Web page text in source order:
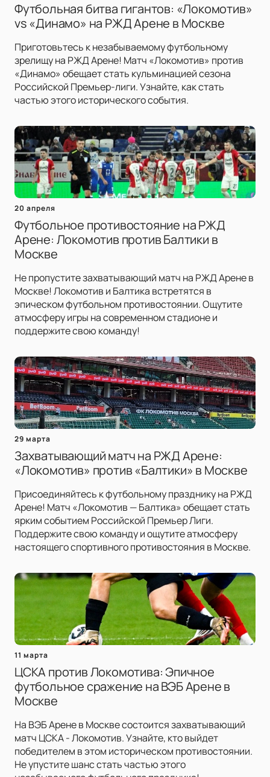
Футбольная битва гигантов: «Локомотив»
vs «Динамо» на РЖД Арене в Москве
Приготовьтесь к незабываемому футбольному
зрелищу на РЖД Арене! Матч «Локомотив» против
«Динамо» обещает стать кульминацией сезона
Российской Премьер-лиги. Узнайте, как стать
частью этого исторического события.
20 апреля
Футбольное противостояние на РЖД
Арене: Локомотив против Балтики в
Москве
Не пропустите захватывающий матч на РЖД Арене в
Москве! Локомотив и Балтика встретятся в
эпическом футбольном противостоянии. Ощутите
атмосферу игры на современном стадионе и
поддержите свою команду!
29 марта
Захватывающий матч на РЖД Арене:
«Локомотив» против «Балтики» в Москве
Присоединяйтесь к футбольному празднику на РЖД
Арене! Матч «Локомотив — Балтика» обещает стать
ярким событием Российской Премьер Лиги.
Поддержите свою команду и ощутите атмосферу
настоящего спортивного противостояния в Москве.
11 марта
ЦСКА против Локомотива: Эпичное
футбольное сражение на ВЭБ Арене в
Москве
На ВЭБ Арене в Москве состоится захватывающий
матч ЦСКА - Локомотив. Узнайте, кто выйдет
победителем в этом историческом противостоянии.
Не упустите шанс стать частью этого